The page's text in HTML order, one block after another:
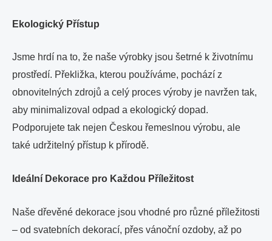
Ekologický Přístup
Jsme hrdí na to, že naše výrobky jsou šetrné k životnímu
prostředí. Překližka, kterou používáme, pochází z
obnovitelných zdrojů a celý proces výroby je navržen tak,
aby minimalizoval odpad a ekologický dopad.
Podporujete tak nejen Českou řemeslnou výrobu, ale
také udržitelný přístup k přírodě.
Ideální Dekorace pro Každou Příležitost
Naše dřevěné dekorace jsou vhodné pro různé příležitosti
– od svatebních dekorací, přes vánoční ozdoby, až po